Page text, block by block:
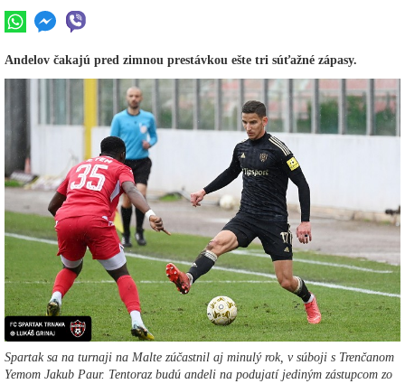
Andelov čakajú pred zimnou prestávkou ešte tri súťažné zápasy.
Spartak sa na turnaji na Malte zúčastnil aj minulý rok, v súboji s Trenčanom
Yemom Jakub Paur. Tentoraz budú andeli na podujatí jediným zástupcom zo